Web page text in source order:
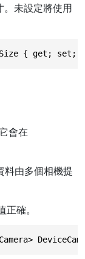
。未設定將使用
{ get; set;
會在
料由多個相機提
確。